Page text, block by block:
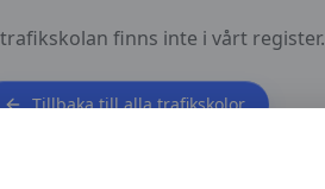
finns inte i vårt register.
Tillbaka till alla trafikskolor